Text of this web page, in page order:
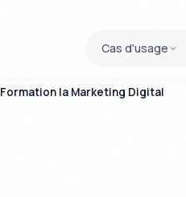
Cas d'usage
Formation Ia Marketing Digital